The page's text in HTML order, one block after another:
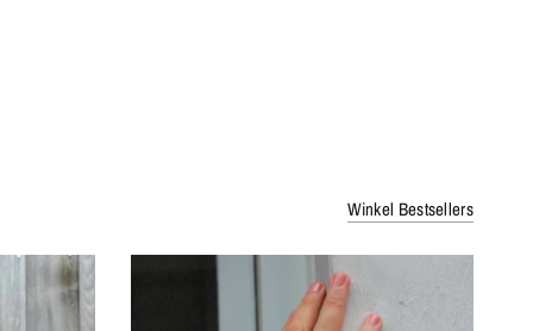
Winkel Bestsellers